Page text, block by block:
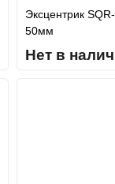
Эксцентрик
50мм
Нет в